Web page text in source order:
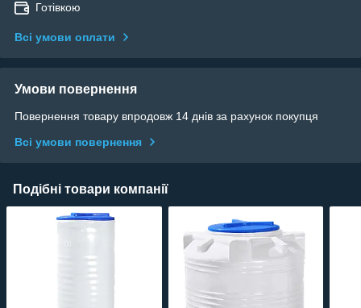
Готівкою
Всі умови оплати
Умови повернення
Повернення товару впродовж 14 днів за рахунок покупця
Всі умови повернення
Подібні товари компанії